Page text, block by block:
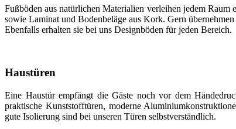
Fußböden aus natürlichen Materialien verleihen jedem
sowie Laminat und Bodenbeläge aus Kork. Gern
Ebenfalls erhalten sie bei uns Designböden für jeden Bereich.
Haustüren
Eine Haustür empfängt die Gäste noch vor dem
praktische Kunststofftüren, moderne
gute Isolierung sind bei unseren Türen selbstverständlich.